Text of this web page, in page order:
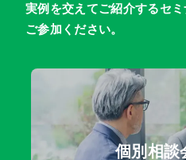
実例を交えてご紹介するセ
ご参加ください。
個別相談